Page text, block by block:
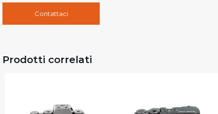
Contattaci
Prodotti correlati